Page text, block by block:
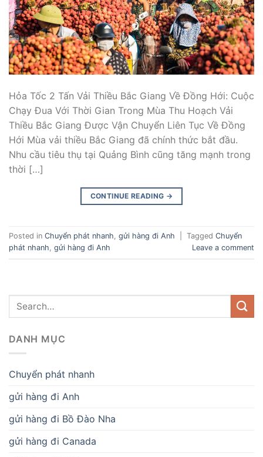
Hỏa Tốc 2 Tấn Vải Thiều Bắc Giang Về Đồng Hới: Cuộc
Chạy Đua Với Thời Gian Trong Mùa Thu Hoạch Vải
Thiều Bắc Giang Được Vận Chuyển Liên Tục Về Đồng
Hới Mùa vải thiều Bắc Giang đã chính thức bắt đầu.
Nhu cầu tiêu thụ tại Quảng Bình cũng tăng mạnh trong
thời […]
CONTINUE READING →
Posted in Chuyển phát nhanh, gửi hàng đi Anh Tagged Chuyển
phát nhanh, gửi hàng đi Anh Leave a comment
DANH MỤC
Chuyển phát nhanh
gửi hàng đi Anh
gửi hàng đi Bồ Đào Nha
gửi hàng đi Canada